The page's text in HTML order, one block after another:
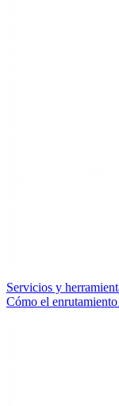
Servicios y
Cómo el